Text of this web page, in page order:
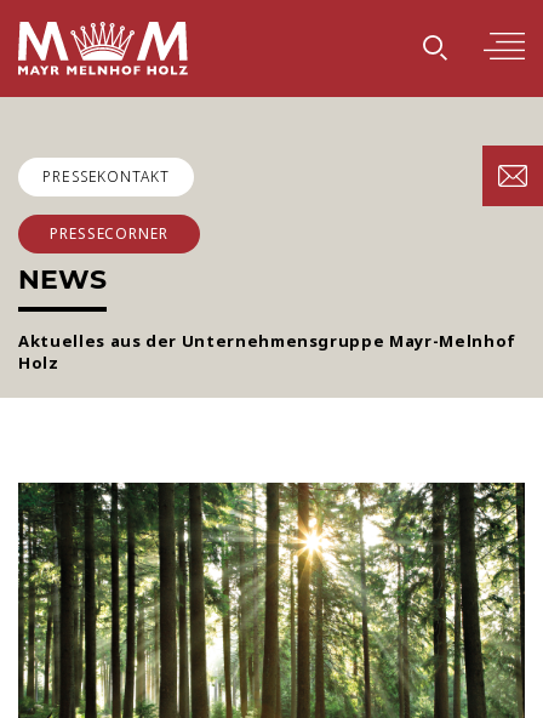
PRESSEKONTAKT
PRESSECORNER
NEWS
Aktuelles aus der Unternehmensgruppe Mayr-Melnhof
Holz